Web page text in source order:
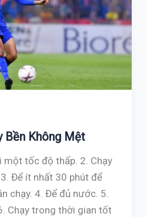
Bền Không Mệt
một tốc độ thấp. 2. Chạy
Để ít nhất 30 phút để
chạy. 4. Để đủ nước. 5.
Chạy trong thời gian tốt